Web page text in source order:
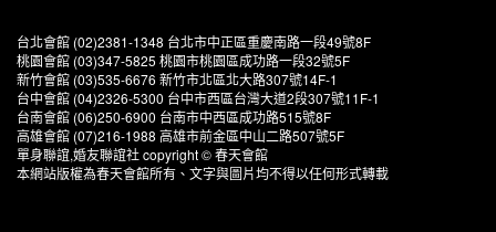
台北會館 (02)2381-1348 台北市中正區重慶南路一段49號8F
桃園會館 (03)347-5825 桃園市桃園區成功路一段32號5F
新竹會館 (03)535-6676 新竹市北區北大路307號14F-1
台中會館 (04)2326-5300 台中市西區台灣大道2段307號11F-1
台南會館 (06)250-6900 台南市中西區成功路515號8F
高雄會館 (07)216-1988 高雄市前金區中山二路507號5F
單身聯誼,婚友聯誼社 copyright © 春天會館
本網站版權為春天會館所有、文字與圖片均不得以任何形式轉載